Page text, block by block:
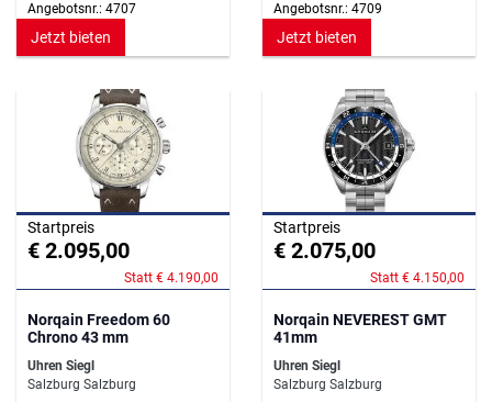
Angebotsnr.: 4707
Jetzt bieten
Angebotsnr.: 4709
Jetzt bieten
Startpreis
€ 2.095,00
Statt € 4.190,00
Norqain Freedom 60
Chrono 43 mm
Uhren Siegl
Salzburg Salzburg
Startpreis
€ 2.075,00
Statt € 4.150,00
Norqain NEVEREST GMT
41mm
Uhren Siegl
Salzburg Salzburg